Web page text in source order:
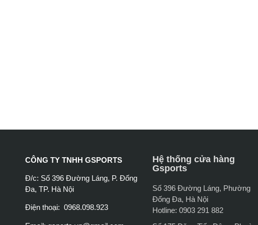
CÔNG TY TNHH GSPORTS
Đ/c: Số 396 Đường Láng, P. Đống
Đa, TP. Hà Nội
Điện thoại: 0968.098.923
Hệ thống cửa hàng
Gsports
Số 396 Đường Láng, Phường
Đống Đa, Hà Nội
Hotline: 0903 291 882